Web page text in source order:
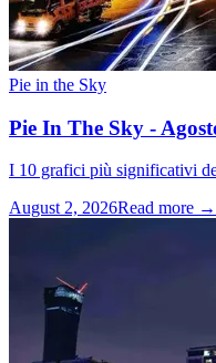
Pie in the Sky
Pie In The Sky -
I 10 grafici più significativi
August 2, 2026Read more →